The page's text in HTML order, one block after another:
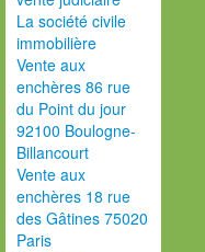
La société civile
immobilière
Vente aux
enchères 86 rue
du Point du jour
92100 Boulogne-
Billancourt
Vente aux
enchères 18 rue
des Gâtines 75020
Paris